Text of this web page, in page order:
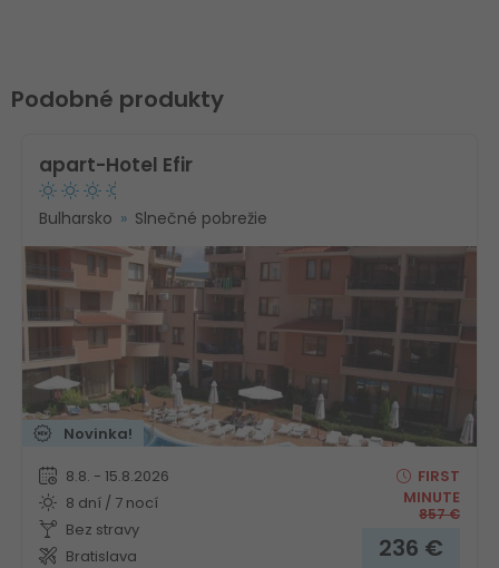
Podobné produkty
apart-Hotel Efir
Bulharsko Slnečné pobrežie
Novinka!
8.8. - 15.8.2026
8 dní / 7 nocí
Bez stravy
Bratislava
FIRST
MINUTE
857€
236 €